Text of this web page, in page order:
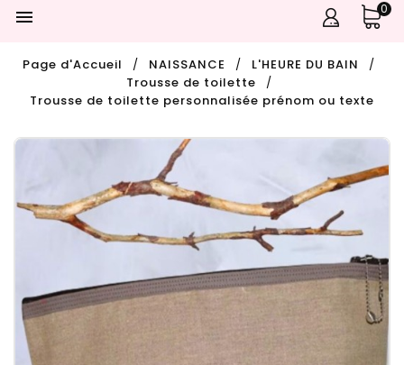
 0
Page d'Accueil NAISSANCE
L'HEURE DU BAIN
Trousse de toilette
Trousse de toilette personnalisée prénom ou texte